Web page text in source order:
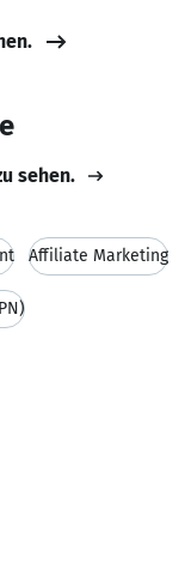
sehen.
Affiliate Marketing